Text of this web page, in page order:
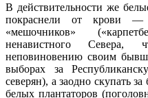
В действительности же
покраснели от крови
«мешочников»
ненавистного
неповиновению своим
выборах за
северян), а заодно скупать
белых плантаторов